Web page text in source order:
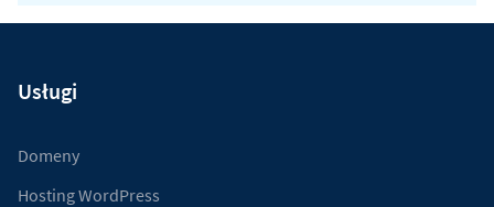
Usługi
Domeny
Hosting WordPress